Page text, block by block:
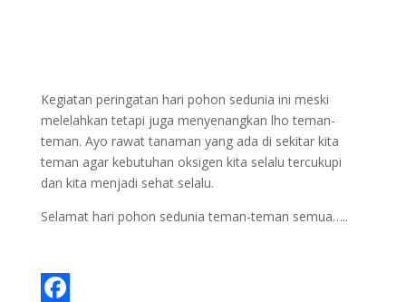
Kegiatan peringatan hari pohon sedunia ini meski
melelahkan tetapi juga menyenangkan lho teman-
teman. Ayo rawat tanaman yang ada di sekitar kita
teman agar kebutuhan oksigen kita selalu tercukupi
dan kita menjadi sehat selalu.
Selamat hari pohon sedunia teman-teman semua…..